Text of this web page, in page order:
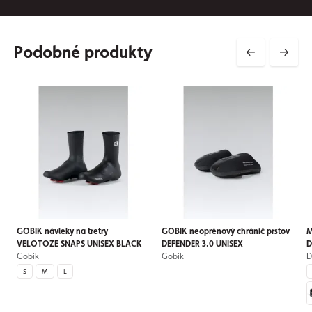
Podobné produkty
GOBIK návleky na tretry
VELOTOZE SNAPS UNISEX BLACK
Gobik
S M L
GOBIK neoprénový chránič prstov
DEFENDER 3.0 UNISEX
Gobik